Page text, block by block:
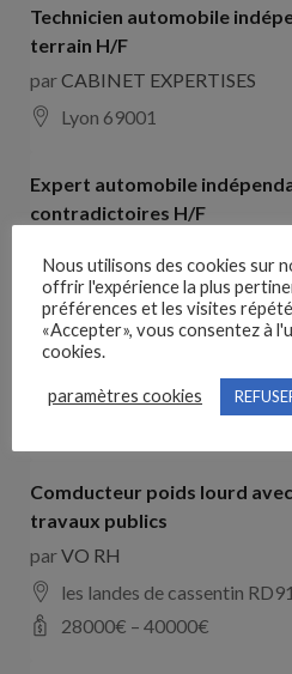
Technicien automobile
terrain H/F
parCABINET EXPERTISES
Lyon 69001
Expert automobile
contradictoires H/F
Lyon 69001
Collaborateur comptable H/F
parHays France
Comducteur poids lourd
travaux publics
parVO RH
les landes de cassentin
28000€ – 40000€
Nous utilisons des cookies sur
offrir l'expérience la plus
préférences et les visites
«Accepter», vous consentez à
cookies.
paramètres cookies